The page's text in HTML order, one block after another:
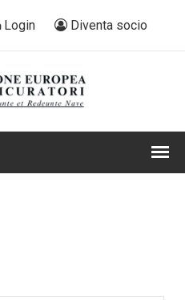
Login Diventa socio